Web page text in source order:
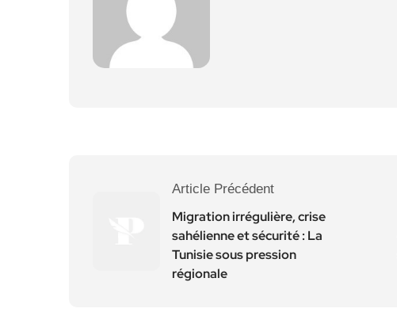
Article Précédent
Migration irrégulière, crise
sahélienne et sécurité : La
Tunisie sous pression
régionale